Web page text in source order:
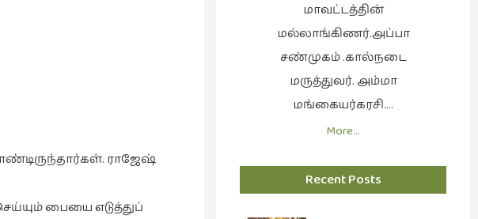
ராஜேஷ்
பையை எடுத்துப்
மாவட்டத்தின்
மல்லாங்கிணர்.அப்பா
சண்முகம் .கால்நடை
மருத்துவர். அம்மா
மங்கையர்கரசி….
More…
Recent Posts